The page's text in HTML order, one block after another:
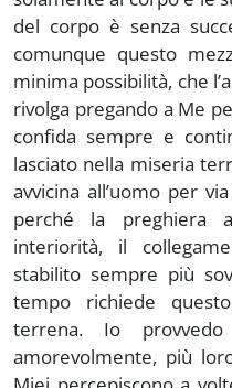
del corpo è senza
comunque questo
minima possibilità, che
rivolga pregando a Me
confida sempre e
lasciato nella miseria
avvicina all’uomo per
perché la preghiera
interiorità, il
stabilito sempre più
tempo richiede
terrena. Io
amorevolmente, più